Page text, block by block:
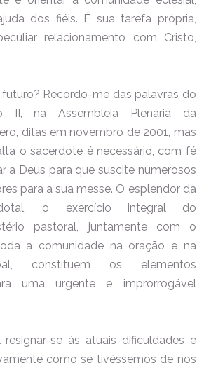
dos fiéis. É sua tarefa própria,
relacionamento com Cristo,
Recordo-me das palavras do
II, na Assembleia Plenária da
ditas em novembro de 2001, mas
o sacerdote é necessário, com fé
a Deus para que suscite numerosos
para a sua messe. O esplendor da
o exercício integral do
pastoral, juntamente com o
a comunidade na oração e na
constituem os elementos
uma urgente e improrrogável
se às atuais dificuldades e
como se tivéssemos de nos